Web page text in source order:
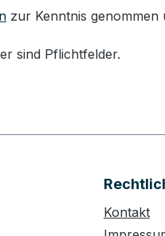
zur Kenntnis genommen
sind Pflichtfelder.
Kontakt